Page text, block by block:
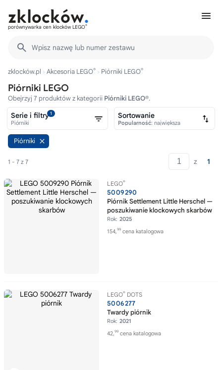
porównywarka cen klocków LEGO®
Wpisz nazwę lub numer zestawu
zklocków.pl Akcesoria LEGO® Piórniki LEGO®
Piórniki LEGO
Obejrzyj 7 produktów z kategorii Piórniki LEGO®.
Piórniki
1 - 7 z 7 z 1
LEGO®
5009290
Piórnik Settlement Little Herschel —
poszukiwanie klockowych skarbów
Rok: 2025
154,99 cena katalogowa
LEGO® DOTS
5006277
Twardy piórnik
Rok: 2021
42,99 cena katalogowa
Serie i filtry1
Piórniki
Sortowanie
Popularność: największa